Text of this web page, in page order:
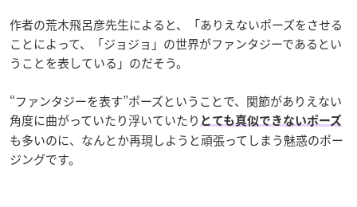
作者の荒木飛呂彦先生によると、「ありえないポーズをさせる
ことによって、「ジョジョ」の世界がファンタジーであるとい
うことを表している」のだそう。
“ファンタジーを表す”ポーズということで、関節がありえない
角度に曲がっていたり浮いていたり とても真似できないポーズ
も多いのに、なんとか再現しようと頑張ってしまう魅惑のポー
ジングです。